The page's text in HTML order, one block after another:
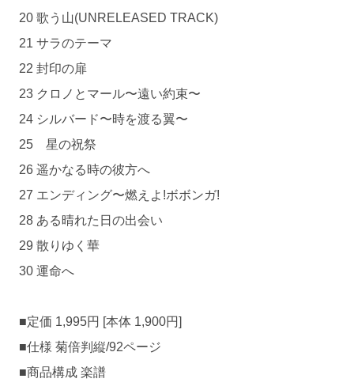
20 歌う山(UNRELEASED TRACK)
21 サラのテーマ
22 封印の扉
23 クロノとマール〜遠い約束〜
24 シルバード〜時を渡る翼〜
25 星の祝祭
26 遥かなる時の彼方へ
27 エンディング〜燃えよ!ボボンガ!
28 ある晴れた日の出会い
29 散りゆく華
30 運命へ
■定価 1,995円 [本体 1,900円]
■仕様 菊倍判縦/92ページ
■商品構成 楽譜